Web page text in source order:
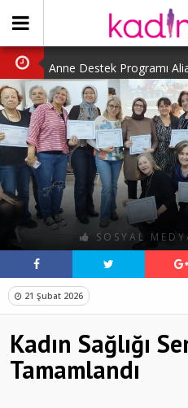
Anne Destek Programı
Türk Halk Oyunları
Kübra Kuş “Kadınlar
Çocuklara Özel
Kübra Engellilere Umut
SOSYAL
21 Şubat 2026
Kadın Sağlığı
Tamamlandı